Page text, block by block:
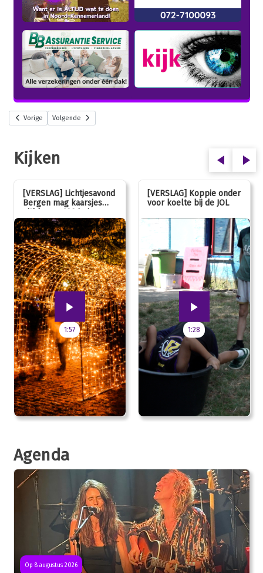
Vorige Volgende
Kijken
[VERSLAG] Lichtjesavond
Bergen mag kaarsjes
uitblazen: 100 jarig
jubileum!
1:57
[VERSLAG] Koppie onder
voor koelte bij de JOL
1:28
Agenda
Op 8 augustus 2026